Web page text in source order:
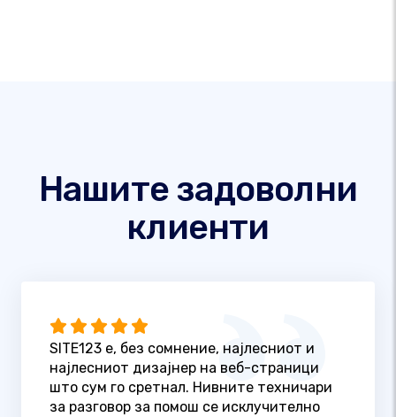
Нашите задоволни
клиенти
SITE123 е, без сомнение, најлесниот и
најлесниот дизајнер на веб-страници
што сум го сретнал. Нивните техничари
за разговор за помош се исклучително